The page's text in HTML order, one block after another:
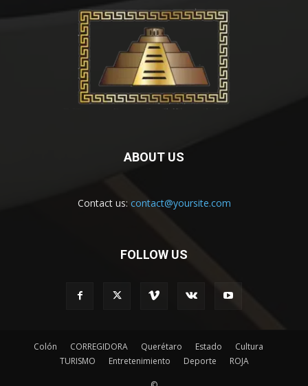
ABOUT US
Contact us: contact@yoursite.com
FOLLOW US
Colón CORREGIDORA Querétaro Estado
Cultura
TURISMO
Entretenimiento Deporte ROJA